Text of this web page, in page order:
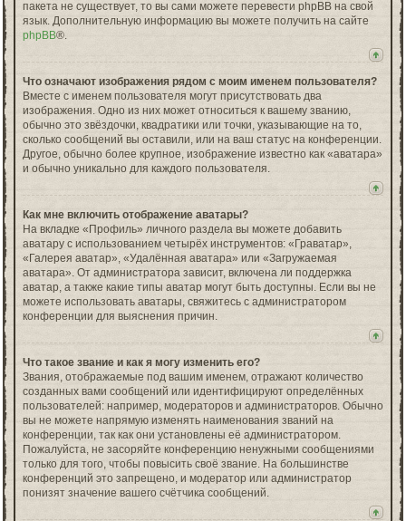
пакета не существует, то вы сами можете перевести phpBB на свой
язык. Дополнительную информацию вы можете получить на сайте
phpBB®.
Что означают изображения рядом с моим именем пользователя?
Вместе с именем пользователя могут присутствовать два
изображения. Одно из них может относиться к вашему званию,
обычно это звёздочки, квадратики или точки, указывающие на то,
сколько сообщений вы оставили, или на ваш статус на конференции.
Другое, обычно более крупное, изображение известно как «аватара»
и обычно уникально для каждого пользователя.
Как мне включить отображение аватары?
На вкладке «Профиль» личного раздела вы можете добавить
аватару с использованием четырёх инструментов: «Граватар»,
«Галерея аватар», «Удалённая аватара» или «Загружаемая
аватара». От администратора зависит, включена ли поддержка
аватар, а также какие типы аватар могут быть доступны. Если вы не
можете использовать аватары, свяжитесь с администратором
конференции для выяснения причин.
Что такое звание и как я могу изменить его?
Звания, отображаемые под вашим именем, отражают количество
созданных вами сообщений или идентифицируют определённых
пользователей: например, модераторов и администраторов. Обычно
вы не можете напрямую изменять наименования званий на
конференции, так как они установлены её администратором.
Пожалуйста, не засоряйте конференцию ненужными сообщениями
только для того, чтобы повысить своё звание. На большинстве
конференций это запрещено, и модератор или администратор
понизят значение вашего счётчика сообщений.